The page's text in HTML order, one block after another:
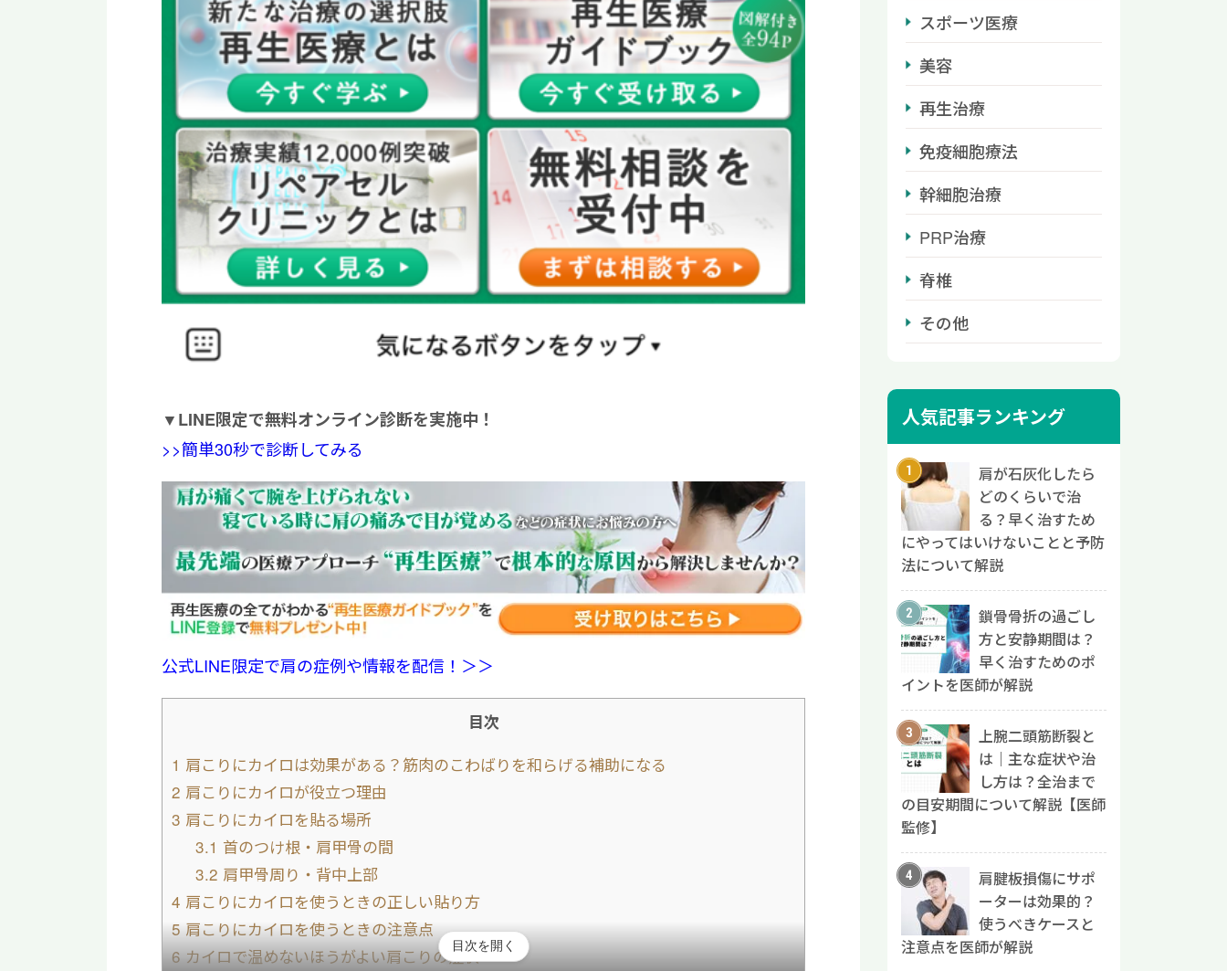
▼LINE限定で無料オンライン診断を実施中！
>>簡単30秒で診断してみる
公式LINE限定で肩の症例や情報を配信！＞＞
目次
1 肩こりにカイロは効果がある？筋肉のこわばりを和らげる補助になる
2 肩こりにカイロが役立つ理由
3 肩こりにカイロを貼る場所
3.1 首のつけ根・肩甲骨の間
3.2 肩甲骨周り・背中上部
4 肩こりにカイロを使うときの正しい貼り方
5肩こりにカイロを使うときの注意点
6カイロで温めないほうがよい肩こりの症状目次を開く
スポーツ医療
美容
再生治療
免疫細胞療法
幹細胞治療
PRP治療
脊椎
その他
人気記事ランキング
肩が石灰化したら
どのくらいで治
る？早く治すため
にやってはいけないことと予防
法について解説
鎖骨骨折の過ごし
方と安静期間は？
早く治すためのポ
イントを医師が解説
上腕二頭筋断裂と
は｜主な症状や治
し方は？全治まで
の目安期間について解説【医師
監修】
肩腱板損傷にサポ
ーターは効果的？
使うべきケースと
注意点を医師が解説